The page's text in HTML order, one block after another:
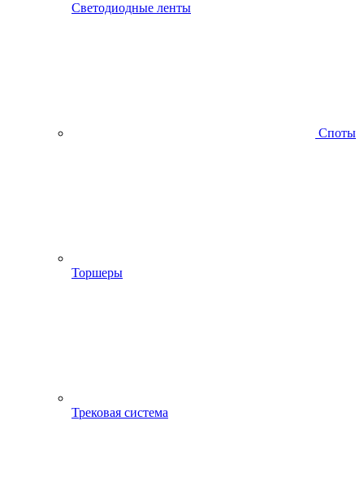
Светодиодные ленты
Споты
Торшеры
Трековая система